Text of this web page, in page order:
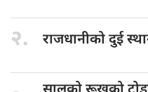
२. राजधानीको दुई